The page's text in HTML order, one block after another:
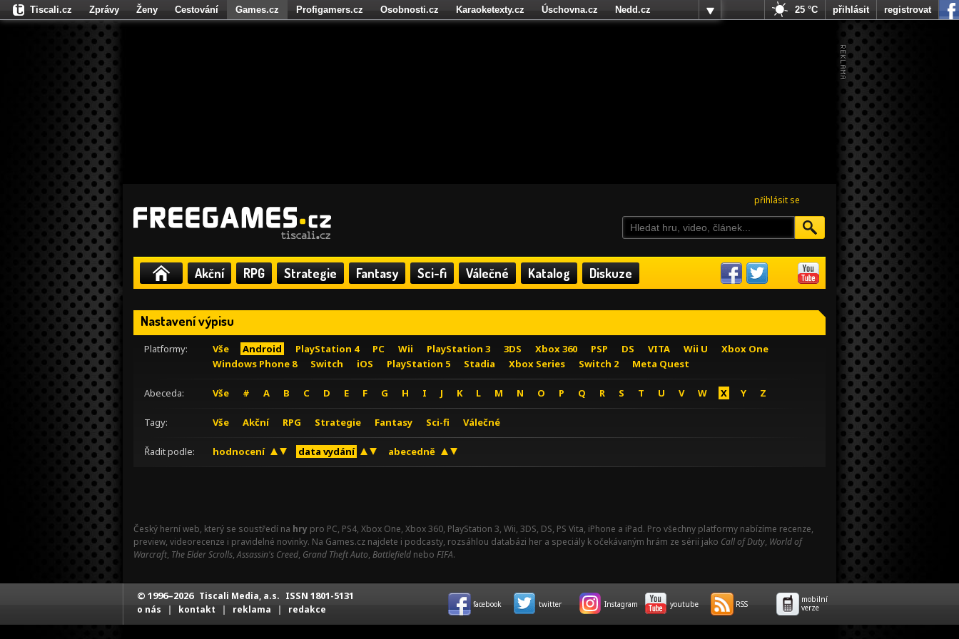
přihlásit se
Akční RPG Strategie Fantasy Sci-fi Válečné Katalog Diskuze
Nastavení výpisu
Platformy: Vše Android PlayStation 4 PC Wii PlayStation 3 3DS Xbox 360 PSP DS VITA Wii U
Xbox One
Windows Phone 8
Switch iOS PlayStation 5 Stadia Xbox Series Switch 2 Meta Quest
Abeceda: Vše # A B C D E F G H I J K L M N O P Q R S T U V W X Y Z
Tagy: Vše Akční RPG Strategie Fantasy Sci-fi Válečné
Řadit podle: hodnocení data vydání abecedně
Český herní web, který se soustředí na hry pro PC, PS4, Xbox One, Xbox 360, PlayStation 3, Wii, 3DS, DS, PS Vita, iPhone a iPad. Pro všechny platformy nabízíme recenze,
preview, videorecenze i pravidelné novinky. Na Games.cz najdete i podcasty, rozsáhlou databázi her a speciály k očekávaným hrám ze sérií jako Call of Duty, World of
Warcraft, The Elder Scrolls,Assassin's Creed, Grand Theft Auto, Battlefield nebo FIFA.
Tiscali.cz Zprávy Ženy Cestování Games.cz Profigamers.cz Osobnosti.cz Karaoketexty.cz Úschovna.cz
Nedd.cz
Fights.cz
25 °C přihlásit registrovat
© 1996–2026 Tiscali Media, a.s. ISSN 1801-5131
o nás | kontakt | reklama | redakce facebook twitter Instagram youtube RSS
mobilní
verze